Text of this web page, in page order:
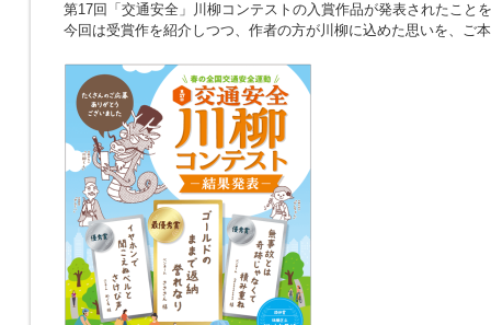
第17回「交通安全」川柳コンテストの入賞作品が発表されたこと
今回は受賞作を紹介しつつ、作者の方が川柳に込めた思いを、ご